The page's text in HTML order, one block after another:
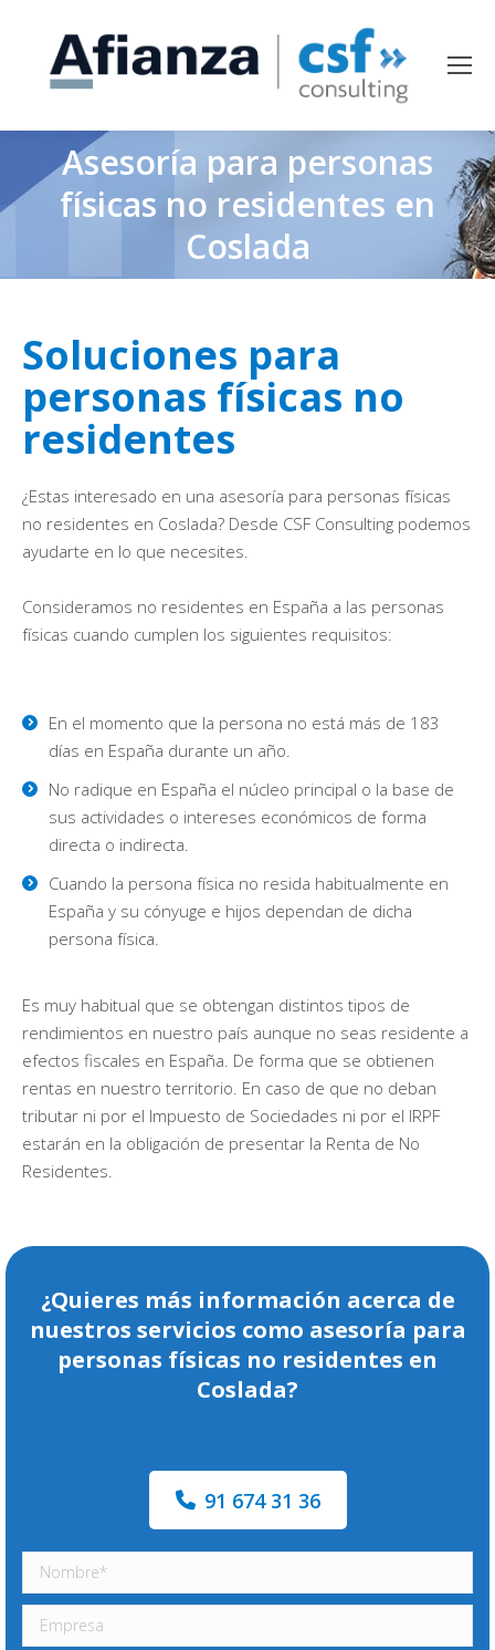
Asesoría para personas
físicas no residentes en
Coslada
Soluciones para
personas físicas no
residentes
¿Estas interesado en una asesoría para personas físicas
no residentes en Coslada? Desde CSF Consulting podemos
ayudarte en lo que necesites.
Consideramos no residentes en España a las personas
físicas cuando cumplen los siguientes requisitos:
En el momento que la persona no está más de 183
días en España durante un año.
No radique en España el núcleo principal o la base de
sus actividades o intereses económicos de forma
directa o indirecta.
Cuando la persona física no resida habitualmente en
España y su cónyuge e hijos dependan de dicha
persona física.
Es muy habitual que se obtengan distintos tipos de
rendimientos en nuestro país aunque no seas residente a
efectos fiscales en España. De forma que se obtienen
rentas en nuestro territorio. En caso de que no deban
tributar ni por el Impuesto de Sociedades ni por el IRPF
estarán en la obligación de presentar la Renta de No
Residentes.
¿Quieres más información acerca de
nuestros servicios como asesoría para
personas físicas no residentes en
Coslada?
91 674 31 36